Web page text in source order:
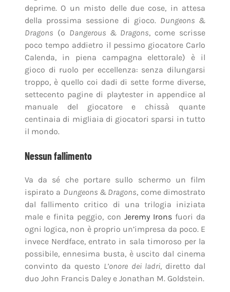
deprime. O un misto delle due cose, in attesa
della prossima sessione di gioco. Dungeons &
Dragons (o Dangerous & Dragons, come scrisse
poco tempo addietro il pessimo giocatore Carlo
Calenda, in piena campagna elettorale) è il
gioco di ruolo per eccellenza: senza dilungarsi
troppo, è quello coi dadi di sette forme diverse,
settecento pagine di playtester in appendice al
manuale del giocatore e chissà quante
centinaia di migliaia di giocatori sparsi in tutto
il mondo.
Nessun fallimento
Va da sé che portare sullo schermo un film
ispirato a Dungeons & Dragons, come dimostrato
dal fallimento critico di una trilogia iniziata
male e finita peggio, con Jeremy Ironsfuori da
ogni logica, non è proprio un’impresa da poco. E
invece Nerdface, entrato in sala timoroso per la
possibile, ennesima busta, è uscito dal cinema
convinto da questo L’onore dei ladri, diretto dal
duo John Francis Daley e Jonathan M. Goldstein.